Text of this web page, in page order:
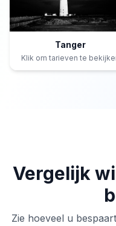
Tanger
Klik om tarieven te
Vergelijk
Zie hoeveel u